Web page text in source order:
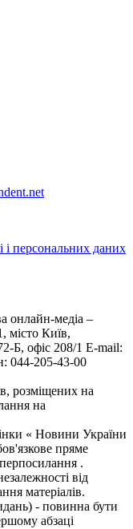
і персональних даних
онлайн-медіа –
місто Київ,
офіс 208/1 E-mail:
044-205-43-00
розміщених на
на
« Новини України
пряме
.
від
матеріалів.
- повинна бути
абзаці